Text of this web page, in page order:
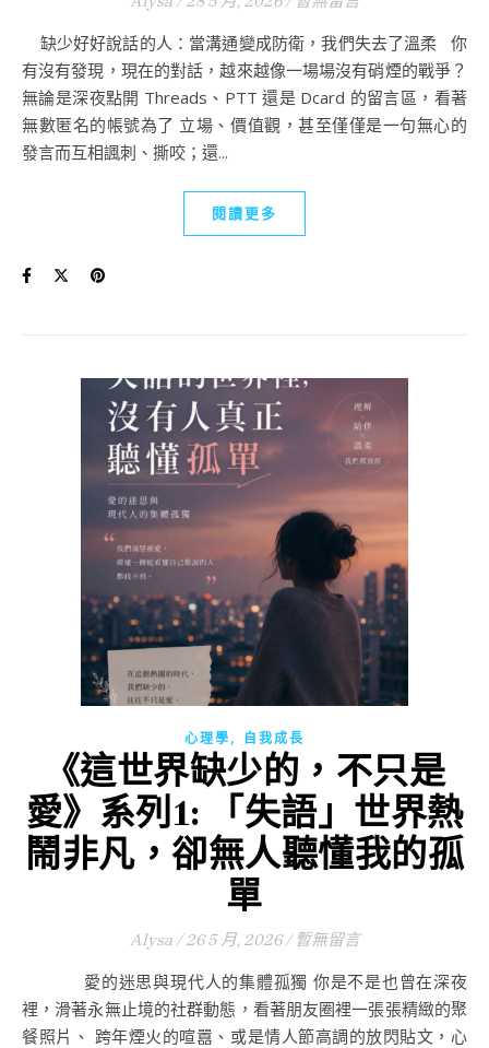
缺少好好說話的人：當溝通變成防衛，我們失去了溫柔 你
有沒有發現，現在的對話，越來越像一場場沒有硝煙的戰爭？
無論是深夜點開 Threads、PTT 還是 Dcard 的留言區，看著
無數匿名的帳號為了 立場、價值觀，甚至僅僅是一句無心的
發言而互相諷刺、撕咬；還...
閱讀更多
心理學, 自我成長
《這世界缺少的，不只是
愛》系列1: 「失語」世界熱
鬧非凡，卻無人聽懂我的孤
單
Alysa / 26 5 月, 2026 / 暫無留言
愛的迷思與現代人的集體孤獨 你是不是也曾在深夜
裡，滑著永無止境的社群動態，看著朋友圈裡一張張精緻的聚
餐照片、 跨年煙火的喧囂、或是情人節高調的放閃貼文，心